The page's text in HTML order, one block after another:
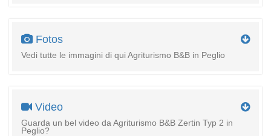
Fotos
Vedi tutte le immagini di qui Agriturismo B&B in Peglio
Video
Guarda un bel video da Agriturismo B&B Zertin Typ 2 in
Peglio?